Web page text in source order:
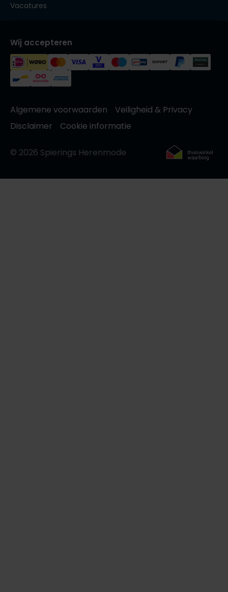
Vacatures
Wij accepteren
Algemene voorwaarden
Veiligheid & Privacy
Disclaimer
Cookie informatie
© 2026 Spierings Herenmode